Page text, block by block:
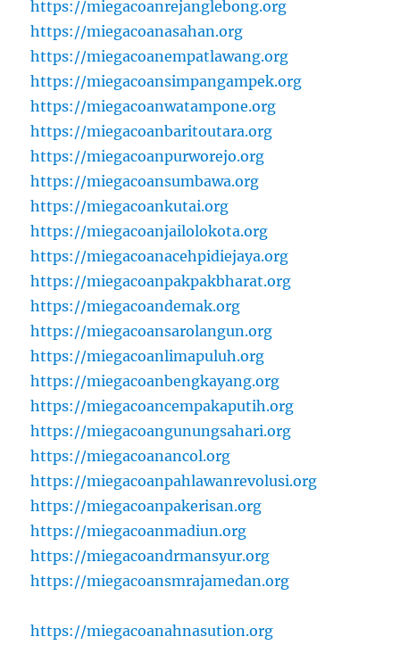
https://miegacoanrejanglebong.org
https://miegacoanasahan.org
https://miegacoanempatlawang.org
https://miegacoansimpangampek.org
https://miegacoanwatampone.org
https://miegacoanbaritoutara.org
https://miegacoanpurworejo.org
https://miegacoansumbawa.org
https://miegacoankutai.org
https://miegacoanjailolokota.org
https://miegacoanacehpidiejaya.org
https://miegacoanpakpakbharat.org
https://miegacoandemak.org
https://miegacoansarolangun.org
https://miegacoanlimapuluh.org
https://miegacoanbengkayang.org
https://miegacoancempakaputih.org
https://miegacoangunungsahari.org
https://miegacoanancol.org
https://miegacoanpahlawanrevolusi.org
https://miegacoanpakerisan.org
https://miegacoanmadiun.org
https://miegacoandrmansyur.org
https://miegacoansmrajamedan.org
https://miegacoanahnasution.org